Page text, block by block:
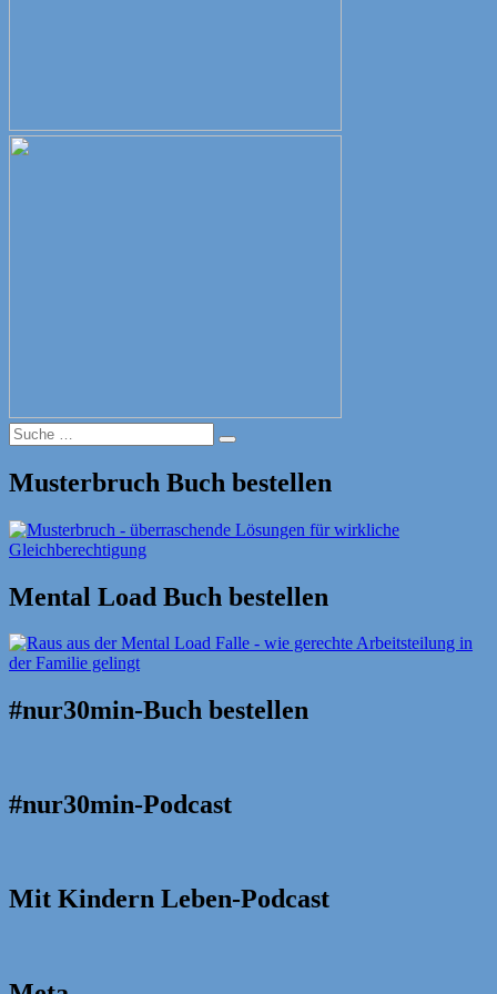
Suche
nach:
Suche
Musterbruch Buch bestellen
Mental Load Buch bestellen
#nur30min-Buch bestellen
#nur30min-Podcast
Mit Kindern Leben-Podcast